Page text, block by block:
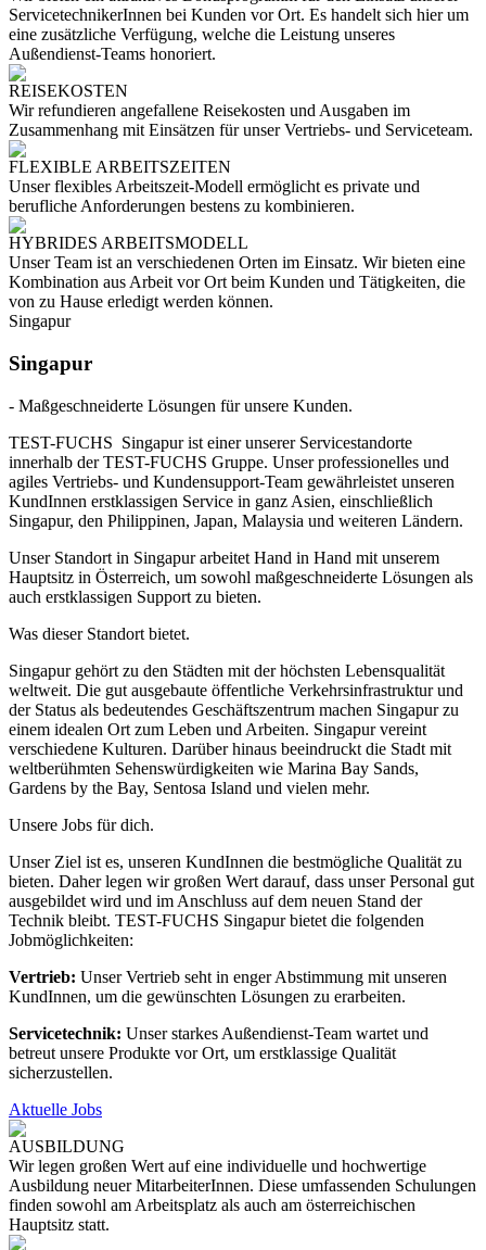
ServicetechnikerInnen bei Kunden vor Ort. Es handelt sich hier um
eine zusätzliche Verfügung, welche die Leistung unseres
Außendienst-Teams honoriert.
REISEKOSTEN
Wir refundieren angefallene Reisekosten und Ausgaben im
Zusammenhang mit Einsätzen für unser Vertriebs- und Serviceteam.
FLEXIBLE ARBEITSZEITEN
Unser flexibles Arbeitszeit-Modell ermöglicht es private und
berufliche Anforderungen bestens zu kombinieren.
HYBRIDES ARBEITSMODELL
Unser Team ist an verschiedenen Orten im Einsatz. Wir bieten eine
Kombination aus Arbeit vor Ort beim Kunden und Tätigkeiten, die
von zu Hause erledigt werden können.
Singapur
Singapur
- Maßgeschneiderte Lösungen für unsere Kunden.
TEST-FUCHS Singapur ist einer unserer Servicestandorte
innerhalb der TEST-FUCHS Gruppe. Unser professionelles und
agiles Vertriebs- und Kundensupport-Team gewährleistet unseren
KundInnen erstklassigen Service in ganz Asien, einschließlich
Singapur, den Philippinen, Japan, Malaysia und weiteren Ländern.
Unser Standort in Singapur arbeitet Hand in Hand mit unserem
Hauptsitz in Österreich, um sowohl maßgeschneiderte Lösungen als
auch erstklassigen Support zu bieten.
Was dieser Standort bietet.
Singapur gehört zu den Städten mit der höchsten Lebensqualität
weltweit. Die gut ausgebaute öffentliche Verkehrsinfrastruktur und
der Status als bedeutendes Geschäftszentrum machen Singapur zu
einem idealen Ort zum Leben und Arbeiten. Singapur vereint
verschiedene Kulturen. Darüber hinaus beeindruckt die Stadt mit
weltberühmten Sehenswürdigkeiten wie Marina Bay Sands,
Gardens by the Bay, Sentosa Island und vielen mehr.
Unsere Jobs für dich.
Unser Ziel ist es, unseren KundInnen die bestmögliche Qualität zu
bieten. Daher legen wir großen Wert darauf, dass unser Personal gut
ausgebildet wird und im Anschluss auf dem neuen Stand der
Technik bleibt. TEST-FUCHS Singapur bietet die folgenden
Jobmöglichkeiten:
Vertrieb: Unser Vertrieb seht in enger Abstimmung mit unseren
KundInnen, um die gewünschten Lösungen zu erarbeiten.
Servicetechnik: Unser starkes Außendienst-Team wartet und
betreut unsere Produkte vor Ort, um erstklassige Qualität
sicherzustellen.
Aktuelle Jobs
AUSBILDUNG
Wir legen großen Wert auf eine individuelle und hochwertige
Ausbildung neuer MitarbeiterInnen. Diese umfassenden Schulungen
finden sowohl am Arbeitsplatz als auch am österreichischen
Hauptsitz statt.